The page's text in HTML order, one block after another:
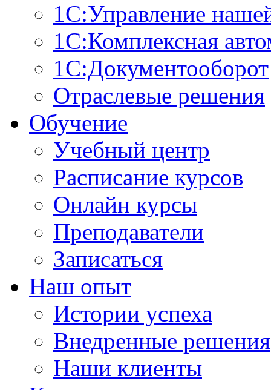
1С:Управление
1С:Комплексная
1С:Документооборот
Отраслевые решения
Обучение
Учебный центр
Расписание курсов
Онлайн курсы
Преподаватели
Записаться
Наш опыт
Истории успеха
Внедренные решения
Наши клиенты